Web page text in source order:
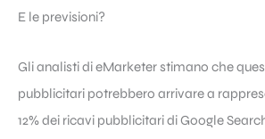
E le previsioni?
Gli analisti di eMarketer stimano che
pubblicitari potrebbero arrivare a
12% dei ricavi pubblicitari di Google